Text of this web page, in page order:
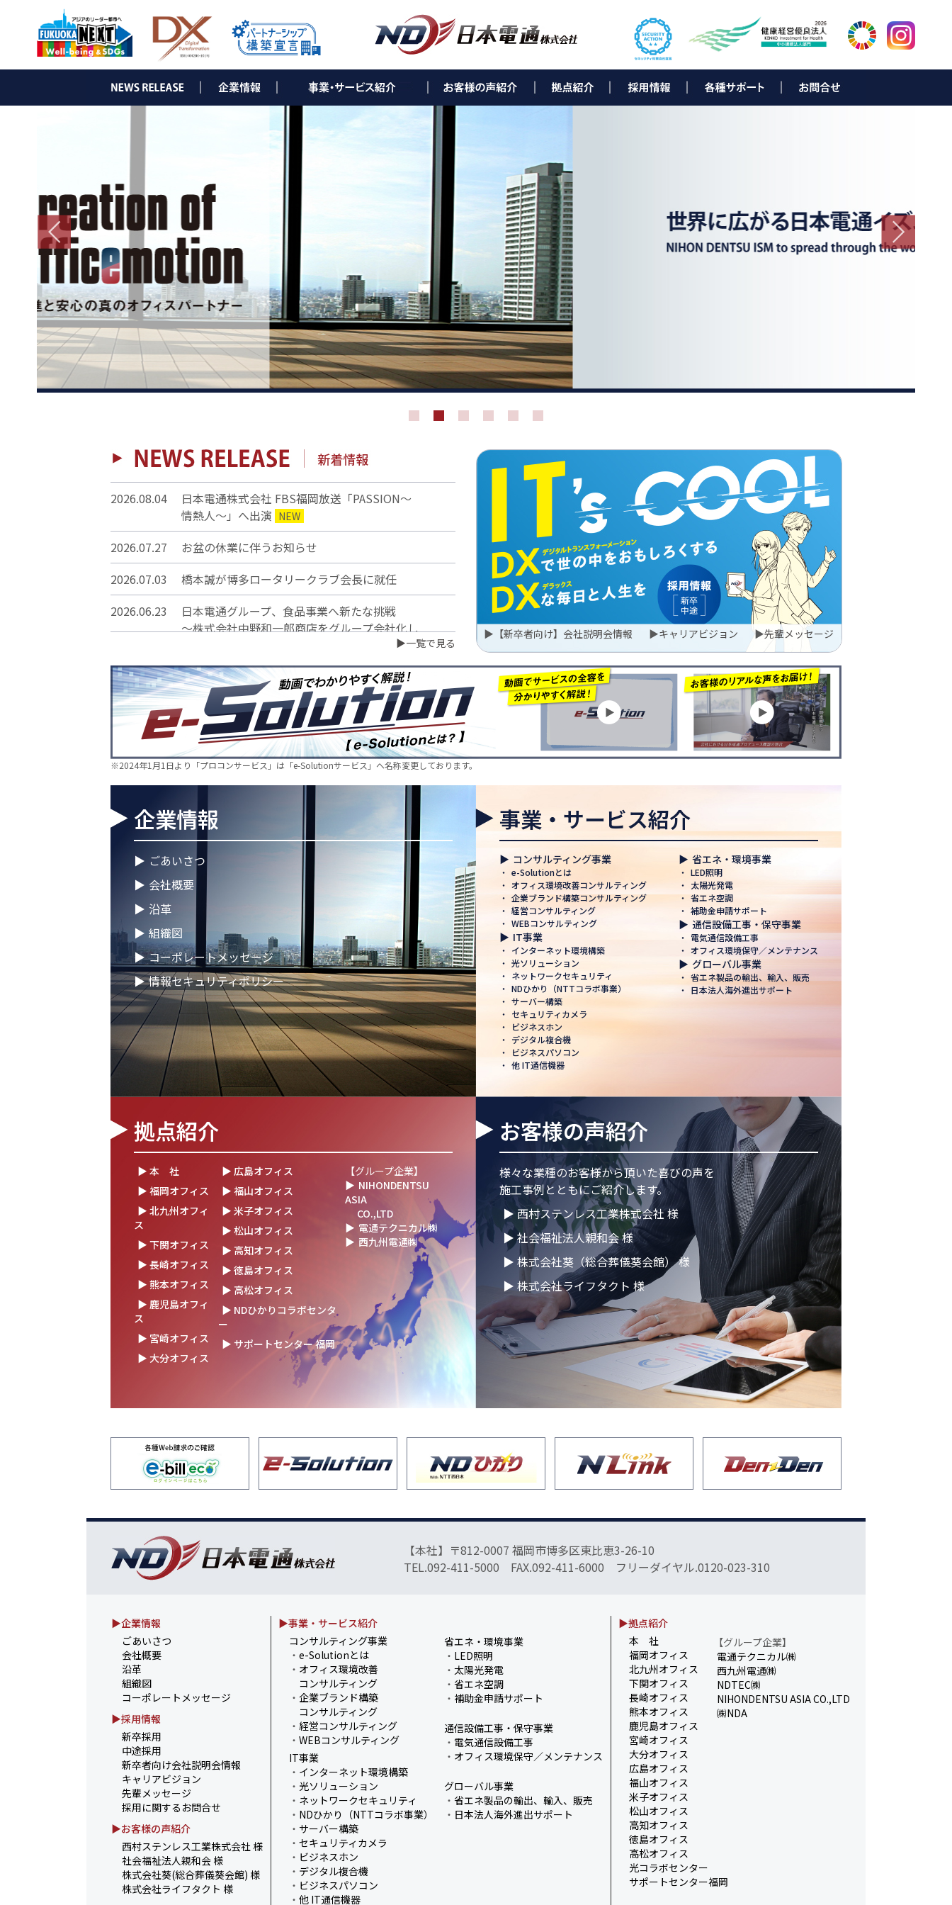
▶ コンサルティング事業(e-Solution)
・e-Solutionとは
・オフィス環境改善コンサルティング
・経営コンサルティング
・企業ブランド構築コンサルティング
・WEBコンサルティング
・インターネット環境構築
・光ソリューション
・ネットワークセキュリティ
・NDひかり（NTTコラボ事業）
・セキュリティカメラ
・デジタル複合機
・ビジネスパソコン
▶ 省エネ・環境事業
・補助金申請サポート
▶ 通信設備工事・保守事業
・電気通信設備工事
・オフィス環境保守／メンテナンス
・省エネ製品の輸出、輸入、販売
・日本法人海外進出サポート ▶ 西村ステンレス工業株式会社 様
▶ 社会福祉法人親和会 様
▶ 株式会社葵（総合葬儀葵会館）様
▶ 株式会社ライフタクト 様
2026.08.04
日本電通株式会社 FBS福岡放送「PASSION～
情熱人～」へ出演 NEW
2026.07.27
お盆の休業に伴うお知らせ
2026.07.03
橋本誠が博多ロータリークラブ会長に就任
2026.06.23
日本電通グループ、食品事業へ新たな挑戦
～株式会社中野和一郎商店をグループ会社化し
2026.06.16
新卒10期生 辞令交付式を行いました
2026.05.28
現場に新たな活気を！NDTEC株式会社に4名の
仲間が加わりました🔧
2026.05.13
新卒第10期生 OJT研修の様子をご紹介✨
2026.04.28
徳島オフィス移転しました～！🚚
2026.04.28
ゴールデンウイークに伴う休業期間のお知らせ
2026.04.25
徳島オフィス 事務所移転のお知らせ
2026.04.02
🌸2026年度 入社式🌸
2026.03.09
健康経営優良法人2026に認定 ― 日本電通グル
ープの健康経営への取り組み
2026.02.09
「すべての日本企業を世界へ」─ 日本電通株式
会社、登録支援機関として正式認可
2026.01.26
知覧幹部研修に行って参りました
2026.01.05
2026年 新年のご挨拶
2025.12.26
一年の感謝を込めて、大掃除を行いました！
～年末のご挨拶～
2025.12.12
年末年始休業のお知らせ
定式にて表彰
2025.11.06
「心を高め、経営を伸ばす」NDグループが
「稲盛フィロソフィー世界大会」に参画
2025.10.22
モノづくりフェア2025にて講演登壇！LED照明
の未来を語る
2025.10.17
結束を深めた2日間！創立50年目の方針発表会
を開催！
2025.10.07
【日本電通グループ内定式開催】2026年度卒
新卒10期生が本社に集まりました！
2025.09.11
松山オフィスお引っ越し！快適空間にアップグ
2025.09.03
湯布院保養所をリノベーションし、9月オープ
ン！～社員とご家族の「心と体のリフレッシュ
拠点」に～
2025.08.25
松山オフィス 事務所移転のお知らせ
2025.08.05
業務効率が劇的に進化！商品ビリンググループ
にRPAを導入しました
2025.07.11
事務部会＆懇親会を開催しました！
2025.06.27
＼新卒第9期生 辞令交付式を開催しました／
2025.06.13
ウォーターサーバー設置完了！～健康経営の取
▶一覧で見る
▶ 【新卒者向け】会社説明会情報 ▶キャリアビジョン ▶先輩メッセージ
※2024年1月1日より「プロコンサービス」は「e-Solutionサービス」へ名称変更しております。
企業情報
▶ ごあいさつ
▶ 会社概要
▶ 沿革
▶ 組織図
▶ コーポレートメッセージ
▶ 情報セキュリティポリシー
事業・サービス紹介
▶ コンサルティング事業
・ e-Solutionとは
・ オフィス環境改善コンサルティング
・ 企業ブランド構築コンサルティング
・ 経営コンサルティング
・ WEBコンサルティング
▶ IT事業
・ インターネット環境構築
・ 光ソリューション
・ ネットワークセキュリティ
・ NDひかり（NTTコラボ事業）
・ サーバー構築
・ セキュリティカメラ
・
ビジネスホン
・ デジタル複合機
・
ビジネスパソコン
・ 他 IT通信機器
▶ 省エネ・環境事業
・ LED照明
・ 太陽光発電
・ 省エネ空調
・ 補助金申請サポート
▶ 通信設備工事・保守事業
・ 電気通信設備工事
・ オフィス環境保守／メンテナンス
▶ グローバル事業
・ 省エネ製品の輸出、輸入、販売
・ 日本法人海外進出サポート
拠点紹介
▶ 本 社
▶ 福岡オフィス
▶ 北九州オフィ
ス
▶ 下関オフィス
▶ 長崎オフィス
▶ 熊本オフィス
▶ 鹿児島オフィ
ス
▶ 宮崎オフィス
▶ 大分オフィス
▶ 広島オフィス
▶ 福山オフィス
▶ 米子オフィス
▶ 松山オフィス
▶ 高知オフィス
▶ 徳島オフィス
▶ 高松オフィス
▶ NDひかりコラボセンタ
ー
▶ サポートセンター 福岡
【グループ企業】
▶ NIHONDENTSU
ASIA
CO.,LTD
▶ 電通テクニカル㈱
▶ 西九州電通㈱
お客様の声紹介
様々な業種のお客様から頂いた喜びの声を
施工事例とともにご紹介します。
▶ 西村ステンレス工業株式会社 様
▶ 社会福祉法人親和会 様
▶ 株式会社葵（総合葬儀葵会館） 様
▶ 株式会社ライフタクト 様
【本社】〒812-0007 福岡市博多区東比恵3-26-10
TEL.092-411-5000 FAX.092-411-6000 フリーダイヤル.0120-023-310
▶企業情報
ごあいさつ
会社概要
沿革
組織図
コーポレートメッセージ
▶採用情報
新卒採用
中途採用
新卒者向け会社説明会情報
キャリアビジョン
先輩メッセージ
採用に関するお問合せ
▶お客様の声紹介
西村ステンレス工業株式会社 様
社会福祉法人親和会 様
株式会社葵(総合葬儀葵会館) 様
株式会社ライフタクト 様
▶事業・サービス紹介
コンサルティング事業
・ e-Solutionとは
・ オフィス環境改善
コンサルティング
・ 企業ブランド構築
コンサルティング
・ 経営コンサルティング
・ WEBコンサルティング
IT事業
・ インターネット環境構築
・ 光ソリューション
・ ネットワークセキュリティ
・ NDひかり（NTTコラボ事業）
・ サーバー構築
・ セキュリティカメラ
・ ビジネスホン
・ デジタル複合機
・ ビジネスパソコン
・ 他 IT通信機器
省エネ・環境事業
・ LED照明
・ 太陽光発電
・ 省エネ空調
・ 補助金申請サポート
通信設備工事・保守事業
・ 電気通信設備工事
・ オフィス環境保守／メンテナンス
グローバル事業
・ 省エネ製品の輸出、輸入、販売
・ 日本法人海外進出サポート
▶拠点紹介
本 社
福岡オフィス
北九州オフィス
下関オフィス
長崎オフィス
熊本オフィス
鹿児島オフィス
宮崎オフィス
大分オフィス
広島オフィス
福山オフィス
米子オフィス
松山オフィス
高知オフィス
徳島オフィス
高松オフィス
光コラボセンター
サポートセンター福岡
【グループ企業】
電通テクニカル㈱
西九州電通㈱
NDTEC㈱
NIHONDENTSU ASIA CO.,LTD
㈱NDA